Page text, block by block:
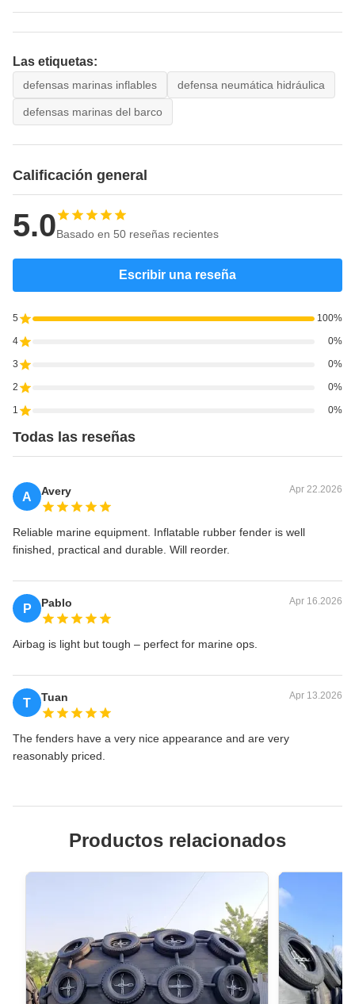
Las etiquetas:
defensas marinas inflables defensa neumática hidráulica
defensas marinas del barco
Calificación general
5.0Basado en 50 reseñas recientes
Escribir una reseña
5 100%
4 0%
3 0%
2 0%
1 0%
Todas las reseñas
A Avery Apr 22.2026
Reliable marine equipment. Inflatable rubber fender is well
finished, practical and durable. Will reorder.
P Pablo Apr 16.2026
Airbag is light but tough – perfect for marine ops.
T Tuan Apr 13.2026
The fenders have a very nice appearance and are very
reasonably priced.
Productos relacionados